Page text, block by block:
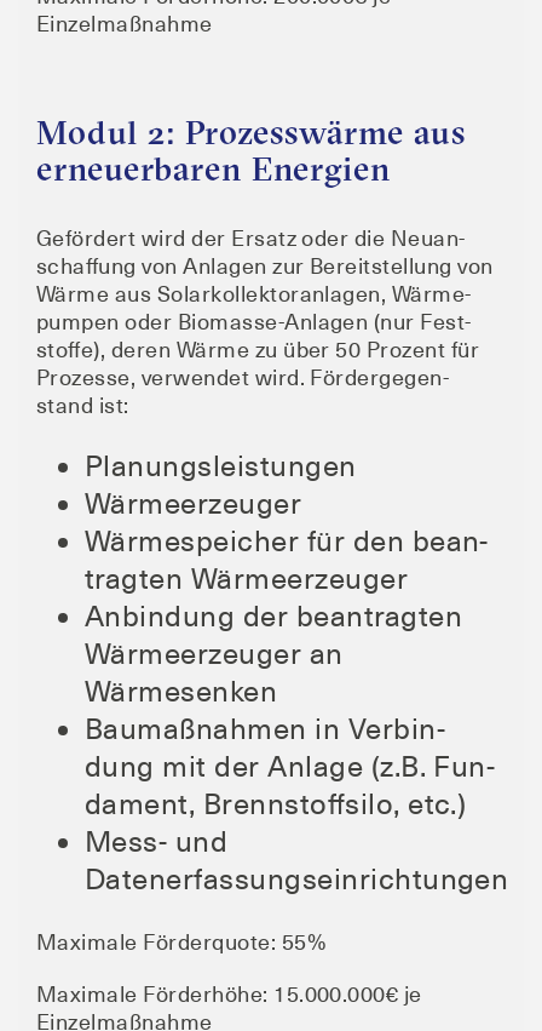
Einzelmaßnahme
Modul 2: Prozesswärme aus
erneuerbaren Energien
Geför­dert wird der Ersatz oder die Neu­an­
schaf­fung von Anla­gen zur Bereit­stel­lung von
Wär­me aus Solar­kol­lek­tor­an­la­gen, Wär­me­
pum­pen oder Bio­mas­se-Anla­gen (nur Fest­
stof­fe), deren Wär­me zu über 50 Pro­zent für
Pro­zes­se, ver­wen­det wird. För­der­ge­gen­
stand ist:
Pla­nungs­leis­tun­gen
Wär­me­er­zeu­ger
Wär­me­spei­cher für den bean­
trag­ten Wärmeerzeuger
Anbin­dung der bean­trag­ten
Wär­me­er­zeu­ger an
Wärmesenken
Bau­maß­nah­men in Ver­bin­
dung mit der Anla­ge (z.B. Fun­
da­ment, Brenn­stoff­si­lo, etc.)
Mess- und
Datenerfassungseinrichtungen
Maxi­ma­le För­der­quo­te: 55%
Maxi­ma­le För­der­hö­he: 15.000.000€ je
Einzelmaßnahme